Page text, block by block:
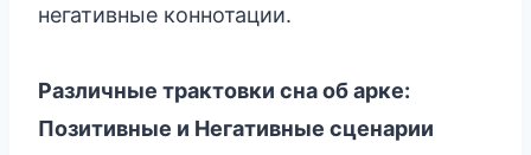
негативные коннотации.
Различные трактовки сна об арке:
Позитивные и Негативные сценарии